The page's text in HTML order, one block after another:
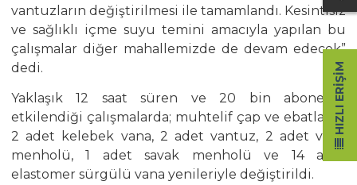
vantuzların değiştirilmesi ile tamamlandı. Kesintisiz
ve sağlıklı içme suyu temini amacıyla yapılan bu
çalışmalar diğer mahallemizde de devam edecek”
dedi.
Yaklaşık 12 saat süren ve 20 bin abonenin
etkilendiği çalışmalarda; muhtelif çap ve ebatlarda
2 adet kelebek vana, 2 adet vantuz, 2 adet vana
menholü, 1 adet savak menholü ve 14 adet
elastomer sürgülü vana yenileriyle değiştirildi.
HIZLI ERIŞIM